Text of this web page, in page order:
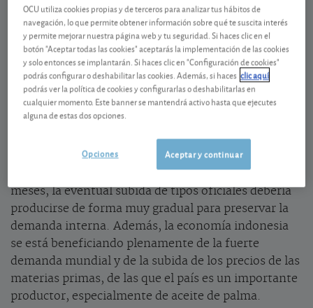
en los tres primeros meses del año. Esto se debió a
una aceleración del consumo interno y, sobre todo,
al auge de las exportaciones. En términos anuales,
crecimiento del PIB (Producto Interior Bruto) fue del
5,44%.
La inflación indonesia se mantiene relativamente
contenida (4,94%), lo que ha permitido al banco
central mantener los tipos oficiales en el mínimo
3,5%hasta ahora. Y aunque se espera
un endurecimiento monetario en los próximos
meses, la eventual subida de tipos oficiales debería
producirse de forma muy gradual para preservar la
demanda interna. Además, la economía indonesia
se está beneficiando plenamente de la fuerte
demanda mundial y de la subida de los precios de las
materias primas, de las que el país es un importante
productor, especialmente de aceite de palma.
OCU utiliza cookies propias y de terceros para analizar tus hábitos de
navegación, lo que permite obtener información sobre qué te suscita interés
y permite mejorar nuestra página web y tu seguridad. Si haces clic en el
botón "Aceptar todas las cookies" aceptarás la implementación de las cookies
y solo entonces se implantarán. Si haces clic en "Configuración de cookies"
podrás configurar o deshabilitar las cookies. Además, si haces clic aquí
podrás ver la política de cookies y configurarlas o deshabilitarlas en
cualquier momento. Este banner se mantendrá activo hasta que ejecutes
alguna de estas dos opciones.
Aceptar y continuar
Opciones